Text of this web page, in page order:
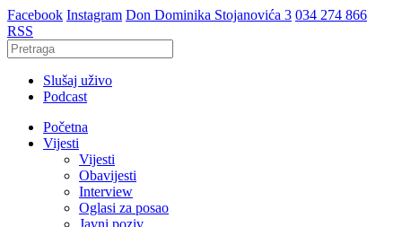
Facebook Instagram Don Dominika Stojanovića 3 034 274 866
RSS
Slušaj uživo
Podcast
Početna
Vijesti
Vijesti
Obavijesti
Interview
Oglasi za posao
Javni poziv